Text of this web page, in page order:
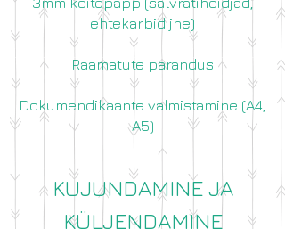
ehtekarbid jne)
Raamatute parandus
Dokumendikaante valmistamine (A4,
A5)
KUJUNDAMINE JA
KÜLJENDAMINE